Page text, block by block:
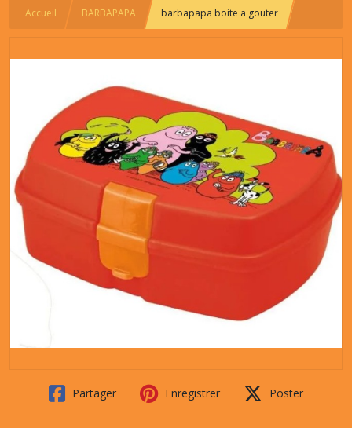
Accueil BARBAPAPA barbapapa boite a gouter
Partager Enregistrer Poster